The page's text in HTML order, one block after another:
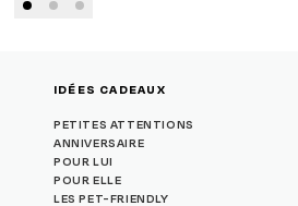
IDÉES CADEAUX
PETITES ATTENTIONS
ANNIVERSAIRE
POUR LUI
POUR ELLE
LES PET-FRIENDLY